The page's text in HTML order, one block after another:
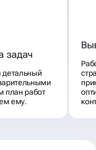
задач
детальный
план работ
ему.